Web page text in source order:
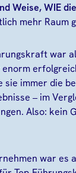
Weise, WIE
mehr Raum
war
immer die
– im
Also: kein
war es